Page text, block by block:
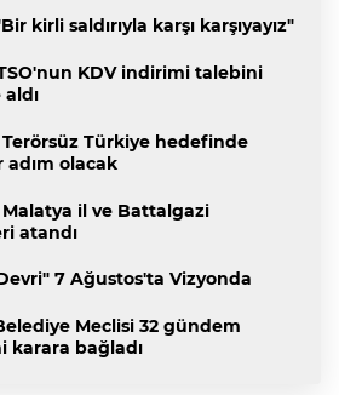
kirli saldırıyla karşı karşıyayız"
KDV indirimi talebini
Türkiye hedefinde
olacak
il ve Battalgazi
atandı
7 Ağustos'ta Vizyonda
Meclisi 32 gündem
karara bağladı